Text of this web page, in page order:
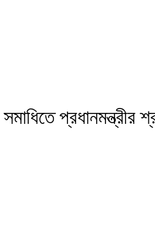
প্রধানমন্ত্রীর